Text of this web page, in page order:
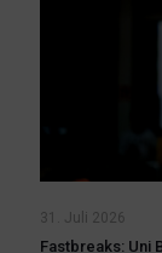
31. Juli 2026
Fastbreaks: Uni